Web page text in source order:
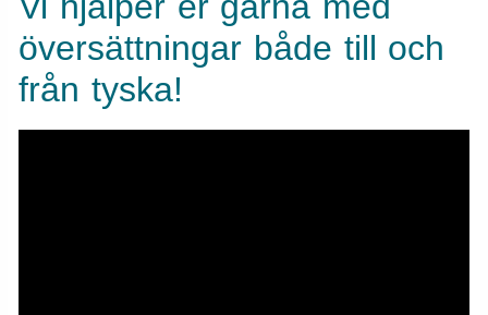
översättningar både till och
från tyska!